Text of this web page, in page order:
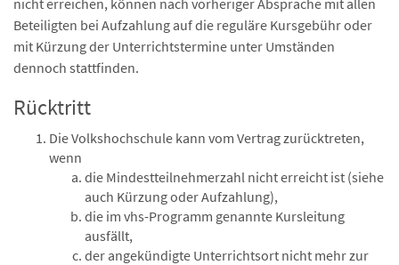
nicht erreichen, können nach vorheriger Absprache mit allen
Beteiligten bei Aufzahlung auf die reguläre Kursgebühr oder
mit Kürzung der Unterrichtstermine unter Umständen
dennoch stattfinden.
Rücktritt
Die Volkshochschule kann vom Vertrag zurücktreten,
wenn
die Mindestteilnehmerzahl nicht erreicht ist (siehe
auch Kürzung oder Aufzahlung),
die im vhs-Programm genannte Kursleitung
ausfällt,
der angekündigte Unterrichtsort nicht mehr zur